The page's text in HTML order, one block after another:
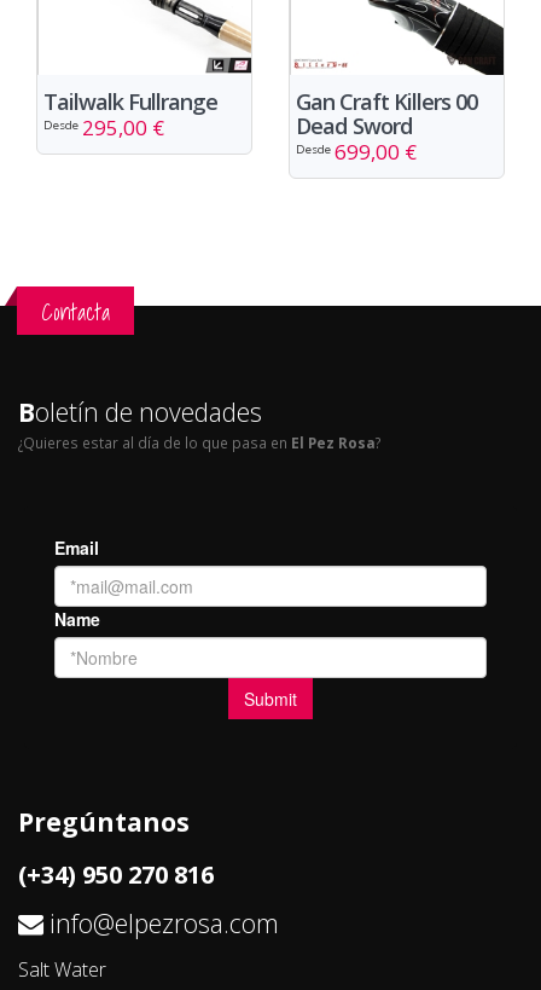
Tailwalk Fullrange
Desde 295,00 €
Gan Craft Killers 00
Dead Sword
Desde 699,00 €
Contacta
Boletín de novedades
¿Quieres estar al día de lo que pasa en El Pez Rosa?
Pregúntanos
(+34) 950 270 816
info@elpezrosa.com
Salt Water